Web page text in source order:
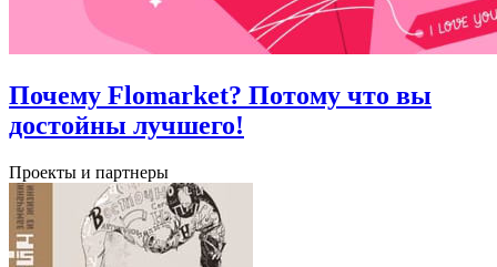
Почему Flomarket? Потому что вы
достойны лучшего!
Проекты и партнеры